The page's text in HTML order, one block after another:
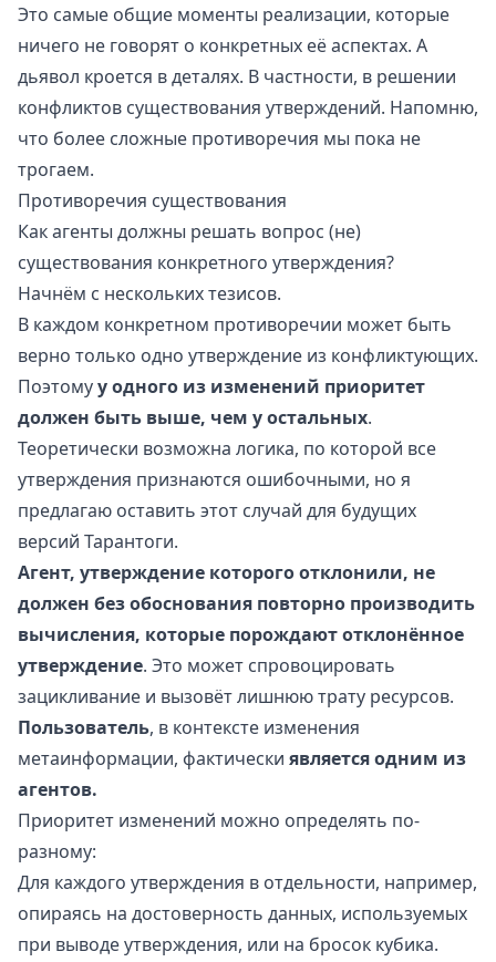
Это самые общие моменты реализации, которые
ничего не говорят о конкретных её аспектах. А
дьявол кроется в деталях. В частности, в решении
конфликтов существования утверждений. Напомню,
что более сложные противоречия мы пока не
трогаем.
Противоречия существования
Как агенты должны решать вопрос (не)
существования конкретного утверждения?
Начнём с нескольких тезисов.
В каждом конкретном противоречии может быть
верно только одно утверждение из конфликтующих.
Поэтомуу одного из изменений приоритет
должен быть выше, чем у остальных.
Теоретически возможна логика, по которой все
утверждения признаются ошибочными, но я
предлагаю оставить этот случай для будущих
версий Тарантоги.
Агент, утверждение которого отклонили, не
должен без обоснования повторно производить
вычисления, которые порождают отклонённое
утверждение. Это может спровоцировать
зацикливание и вызовёт лишнюю трату ресурсов.
Пользователь, в контексте изменения
метаинформации, фактически является одним из
агентов.
Приоритет изменений можно определять по-
разному:
Для каждого утверждения в отдельности, например,
опираясь на достоверность данных, используемых
при выводе утверждения, или на бросок кубика.